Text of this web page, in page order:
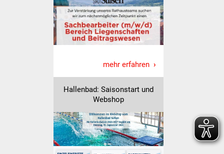
Einrichtungen
Hallenbad
Stadtarchiv
Zehntscheuer
Bürgerhaus
Kulturhalle
mehr erfahren
Hallenbad: Saisonstart und
Webshop